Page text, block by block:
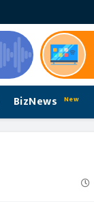
BizNews New